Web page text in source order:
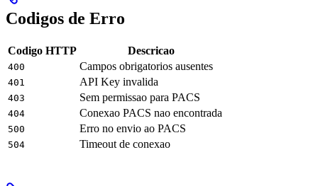
Codigos de Erro
Codigo HTTP Descricao
400 Campos obrigatorios ausentes
401 API Key invalida
403 Sem permissao para PACS
404 Conexao PACS nao encontrada
500 Erro no envio ao PACS
504 Timeout de conexao